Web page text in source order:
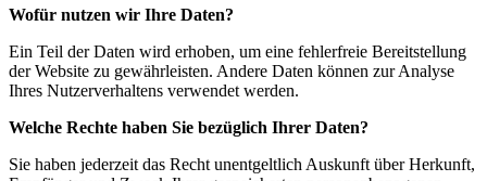
Wofür nutzen wir Ihre Daten?
Ein Teil der Daten wird erhoben, um eine fehlerfreie Bereitstellung
der Website zu gewährleisten. Andere Daten können zur Analyse
Ihres Nutzerverhaltens verwendet werden.
Welche Rechte haben Sie bezüglich Ihrer Daten?
Sie haben jederzeit das Recht unentgeltlich Auskunft über Herkunft,